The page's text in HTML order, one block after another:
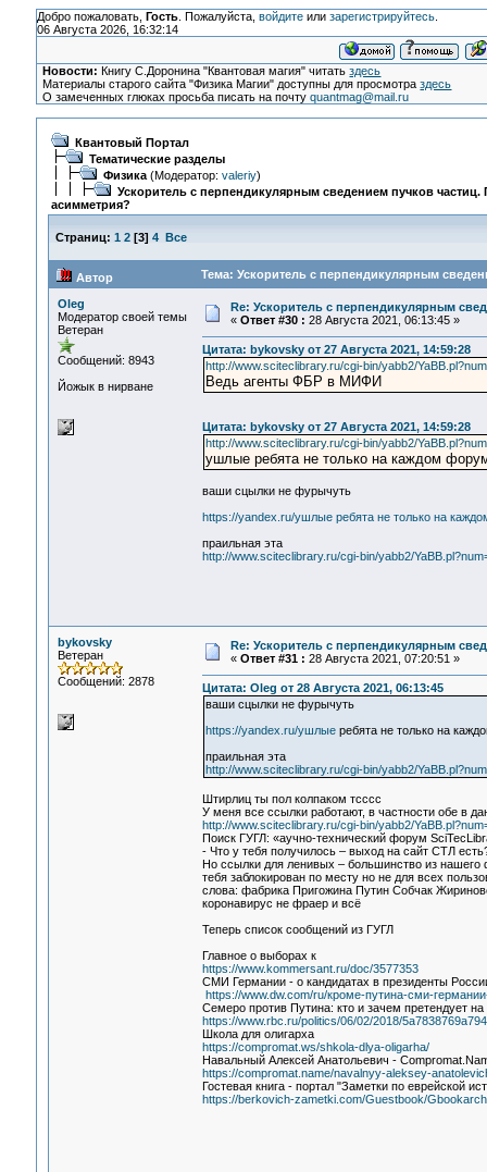
Добро пожаловать, Гость. Пожалуйста, войдитеили зарегистрируйтесь.
06 Августа 2026, 16:32:14
Новости: Книгу С.Доронина "Квантовая магия" читатьздесь
Материалы старого сайта "Физика Магии" доступны для просмотраздесь
О замеченных глюках просьба писать на почтуquantmag@mail.ru
Квантовый Портал
Тематические разделы
Физика(Модератор: valeriy)
Ускоритель с перпендикулярным сведением пучков частиц.
асимметрия?
Страниц: 1 2[3] 4 Все
Автор Тема: Ускоритель с перпендикулярным
Oleg
Модератор своей темы
Ветеран
Сообщений: 8943
Йожык в нирване
Re: Ускоритель с перпендикулярным
« Ответ #30 : 28 Августа 2021, 06:13:45 »
Цитата: bykovsky от 27 Августа 2021, 14:59:28
http://www.sciteclibrary.ru/cgi-bin/yabb2/
Ведь агенты ФБР в МИФИ
Цитата: bykovsky от 27 Августа 2021, 14:59:28
http://www.sciteclibrary.ru/cgi-bin/yabb2/
ушлые ребята не только на каждом
ваши сцылки не фурычуть
https://yandex.ru/ушлые ребята не только на
праильная эта
http://www.sciteclibrary.ru/cgi-bin/yabb2/
bykovsky
Ветеран
Сообщений: 2878
Re: Ускоритель с перпендикулярным
« Ответ #31 : 28 Августа 2021, 07:20:51 »
Цитата: Oleg от 28 Августа 2021, 06:13:45
ваши сцылки не фурычуть
https://yandex.ru/ушлыеребята не только на
праильная эта
http://www.sciteclibrary.ru/cgi-bin/yabb2/
Штирлиц ты пол колпаком тсссс
У меня все ссылки работают, в частности обе в
http://www.sciteclibrary.ru/cgi-bin/yabb2/
Поиск ГУГЛ: «аучно-технический форум
- Что у тебя получилось – выход на сайт СТЛ
Но ссылки для ленивых – большинство из
тебя заблокирован по месту но не для всех
слова: фабрика Пригожина Путин Собчак
коронавирус не фраер и всё
Теперь список сообщений из ГУГЛ
Главное о выборах к
https://www.kommersant.ru/doc/3577353
СМИ Германии - о кандидатах в президенты
https://www.dw.com/ru/кроме-путина-сми-
Семеро против Путина: кто и зачем претендует на
https://www.rbc.ru/politics/06/02/2018/
Школа для олигарха
https://compromat.ws/shkola-dlya-oligarha/
Навальный Алексей Анатольевич -
https://compromat.name/navalnyy-aleksey-
Гостевая книга - портал "Заметки по еврейской
https://berkovich-zametki.com/Guestbook/